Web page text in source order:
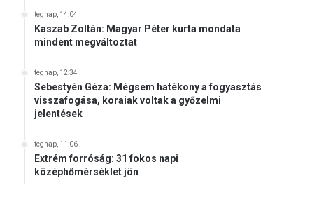
tegnap, 14:04
Kaszab Zoltán: Magyar Péter kurta mondata
mindent megváltoztat
tegnap, 12:34
Sebestyén Géza: Mégsem hatékony a fogyasztás
visszafogása, koraiak voltak a győzelmi
jelentések
tegnap, 11:06
Extrém forróság: 31 fokos napi
középhőmérséklet jön